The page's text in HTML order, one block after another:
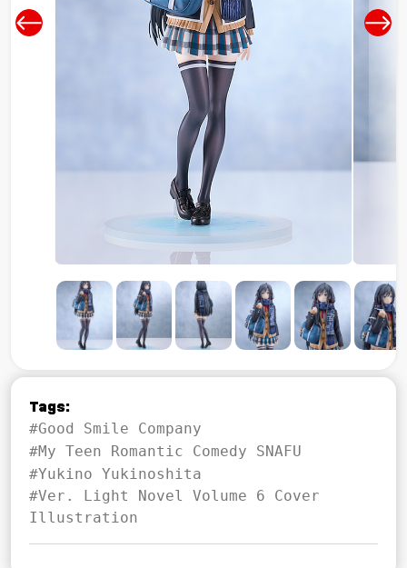
Tags:
#Good Smile Company
#My Teen Romantic Comedy SNAFU
#Yukino Yukinoshita
#Ver. Light Novel Volume 6 Cover
Illustration